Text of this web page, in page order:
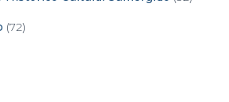
(72)